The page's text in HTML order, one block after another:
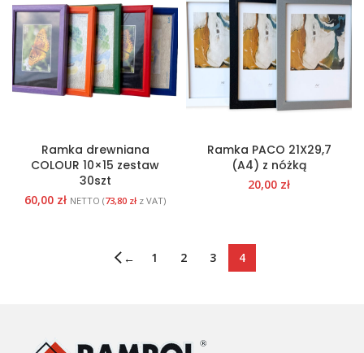
Ramka drewniana
COLOUR 10×15 zestaw
30szt
60,00 zł NETTO (73,80 zł z VAT)
Ramka PACO 21X29,7
(A4) z nóżką
20,00 zł
← 1 2 3 4